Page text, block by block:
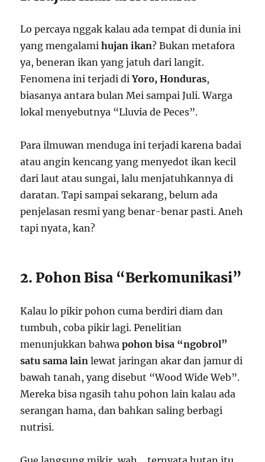
Lo percaya nggak kalau ada tempat di dunia ini
yang mengalamihujan ikan? Bukan metafora
ya, beneran ikan yang jatuh dari langit.
Fenomena ini terjadi diYoro, Honduras,
biasanya antara bulan Mei sampai Juli. Warga
lokal menyebutnya “Lluvia de Peces”.
Para ilmuwan menduga ini terjadi karena badai
atau angin kencang yang menyedot ikan kecil
dari laut atau sungai, lalu menjatuhkannya di
daratan. Tapi sampai sekarang, belum ada
penjelasan resmi yang benar-benar pasti. Aneh
tapi nyata, kan?
2. Pohon Bisa “Berkomunikasi”
Kalau lo pikir pohon cuma berdiri diam dan
tumbuh, coba pikir lagi. Penelitian
menunjukkan bahwapohon bisa “ngobrol”
satu sama lain lewat jaringan akar dan jamur di
bawah tanah, yang disebut “Wood Wide Web”.
Mereka bisa ngasih tahu pohon lain kalau ada
serangan hama, dan bahkan saling berbagi
nutrisi.